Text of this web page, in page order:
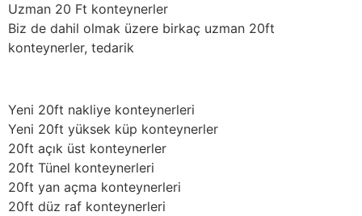
Uzman 20 Ft konteynerler
Biz de dahil olmak üzere birkaç uzman 20ft
konteynerler, tedarik
Yeni 20ft nakliye konteynerleri
Yeni 20ft yüksek küp konteynerler
20ft açık üst konteynerler
20ft Tünel konteynerleri
20ft yan açma konteynerleri
20ft düz raf konteynerleri